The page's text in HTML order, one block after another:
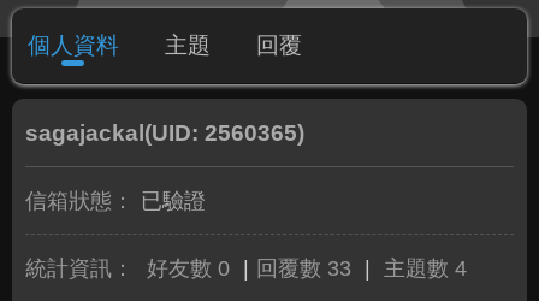
個人資料 主題 回覆
sagajackal (UID: 2560365)
信箱狀態： 已驗證
統計資訊： 好友數 0 回覆數 33 主題數 4